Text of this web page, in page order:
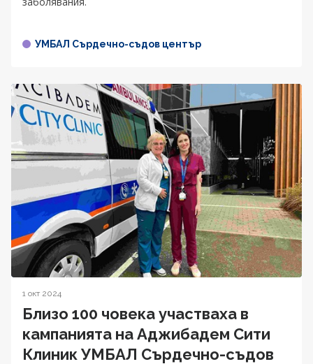
УМБАЛ Сърдечно-съдов център
1 окт 2024
Близо 100 човека участваха в
кампанията на Аджибадем Сити
Клиник УМБАЛ Сърдечно-съдов